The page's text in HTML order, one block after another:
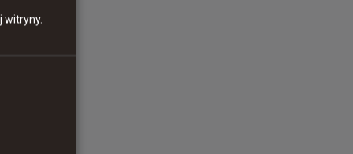
witryny.